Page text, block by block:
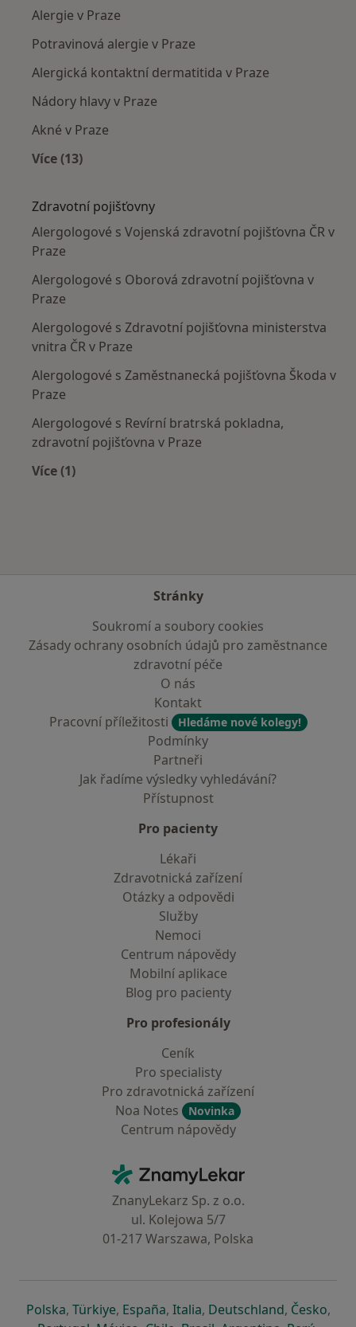
Alergie v Praze
Potravinová alergie v Praze
Alergická kontaktní dermatitida v Praze
Nádory hlavy v Praze
Akné v Praze
Více (13)
Zdravotní pojišťovny
Alergologové s Vojenská zdravotní pojišťovna ČR v
Praze
Alergologové s Oborová zdravotní pojišťovna v
Praze
Alergologové s Zdravotní pojišťovna ministerstva
vnitra ČR v Praze
Alergologové s Zaměstnanecká pojišťovna Škoda v
Praze
Alergologové s Revírní bratrská pokladna,
zdravotní pojišťovna v Praze
Více (1)
Stránky
Soukromí a soubory cookies
Zásady ochrany osobních údajů pro zaměstnance
zdravotní péče
O nás
Kontakt
Pracovní příležitosti
Hledáme nové kolegy!
Podmínky
Partneři
Jak řadíme výsledky vyhledávání?
Přístupnost
Pro pacienty
Lékaři
Zdravotnická zařízení
Otázky a odpovědi
Služby
Nemoci
Centrum nápovědy
Mobilní aplikace
Blog pro pacienty
Pro profesionály
Ceník
Pro specialisty
Pro zdravotnická zařízení
Noa Notes
Novinka
Centrum nápovědy
ZnamyLekar - Hlavní stránka
ZnanyLekarz Sp. z o.o.
ul. Kolejowa 5/7
01-217 Warszawa, Polska
Polskase otevře v nové záložce
, Türkiyese otevře v nové záložce
, Españase otevře v nové záložce
, Italiase otevře v nové záložce
, Deutschlandse otevře v
, Českose
,